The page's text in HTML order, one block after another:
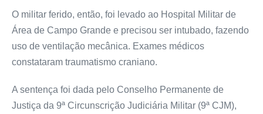
O militar ferido, então, foi levado ao Hospital Militar de
Área de Campo Grande e precisou ser intubado, fazendo
uso de ventilação mecânica. Exames médicos
constataram traumatismo craniano.
A sentença foi dada pelo Conselho Permanente de
Justiça da 9ª Circunscrição Judiciária Militar (9ª CJM),